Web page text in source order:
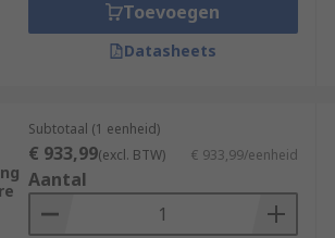
Toevoegen
Datasheets
Subtotaal (1 eenheid)
€ 933,99(excl. BTW) € 933,99/eenheid
Aantal